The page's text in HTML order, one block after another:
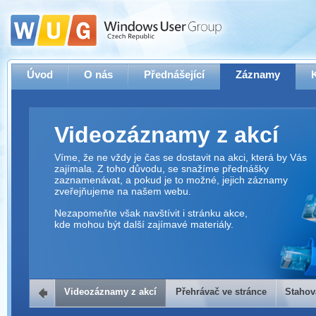
Úvod O nás Přednášející Záznamy
Videozáznamy z akcí
Víme, že ne vždy je čas se dostavit na akci, která by Vás
zajímala. Z toho důvodu, se snažíme přednášky
zaznamenávat, a pokud je to možné, jejich záznamy
zveřejňujeme na našem webu.
Nezapomeňte však navštívit i stránku akce,
kde mohou být další zajímavé materiály.
Přehrávač ve stránce
Videozáznamy z akcí Přehrávač ve stránce